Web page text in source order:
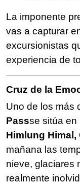
La imponente
vas a capturar
excursionistas
experiencia de
Cruz de la
Uno de los más
Passse sitúa en
Himlung Himal,
mañana las
nieve, glaciares
realmente